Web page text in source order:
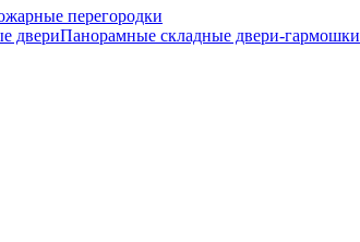
перегородки
двериПанорамные складные двери-гармошки